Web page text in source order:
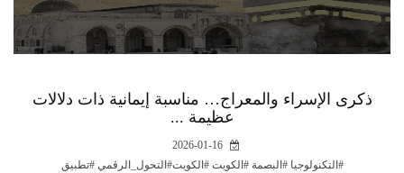
ذكرى الإسراء والمعراج… مناسبة إيمانية ذات دلالات
عظيمة ...
#التكنولوجيا #البصمة #الكويت #الكويت#التحول_الرقمي #تطبيق